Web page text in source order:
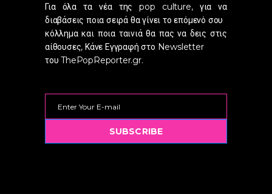
Για όλα τα νέα της pop culture, για να
διαβάσεις ποια σειρά θα γίνει το επόμενό σου
κόλλημα και ποια ταινιά θα πας να δεις στις
αίθουσες, Κάνε Εγγραφή στο Newsletter
του ThePopReporter.gr.
SUBSCRIBE